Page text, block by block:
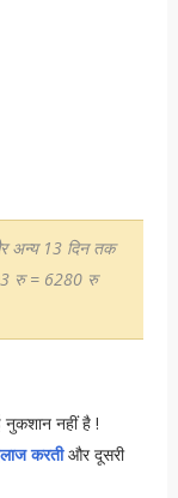
अन्य 13 दिन तक
रु = 6280 रु
नहीं है !
करतीऔर दूसरी